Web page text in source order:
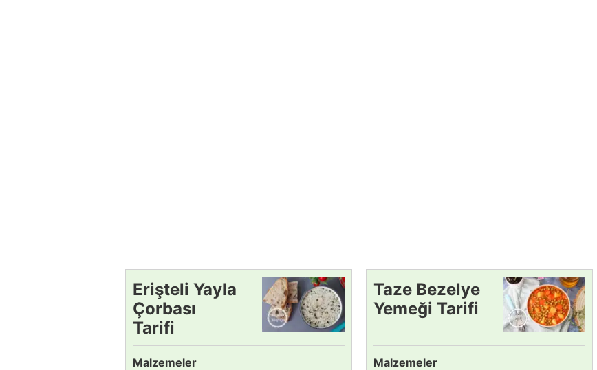
Erişteli Yayla
Çorbası
Tarifi
Malzemeler
Taze Bezelye
Yemeği Tarifi
Malzemeler